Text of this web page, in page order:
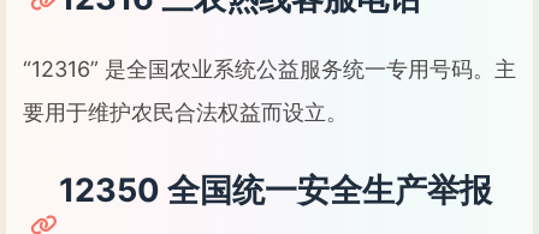
“12316” 是全国农业系统公益服务统一专用号码。主
要用于维护农民合法权益而设立。
12350 全国统一安全生产举报